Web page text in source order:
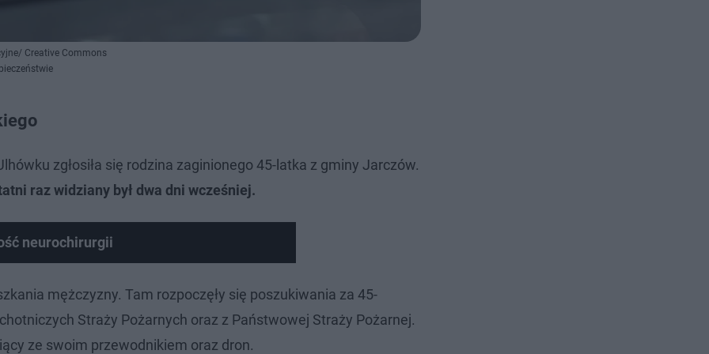
Creative Commons
zgłosiła się rodzina zaginionego 45-latka z gminy Jarczów.
raz widziany był dwa dni wcześniej.
neurochirurgii
mężczyzny. Tam rozpoczęły się poszukiwania za 45-
Straży Pożarnych oraz z Państwowej Straży Pożarnej.
ze swoim przewodnikiem oraz dron.